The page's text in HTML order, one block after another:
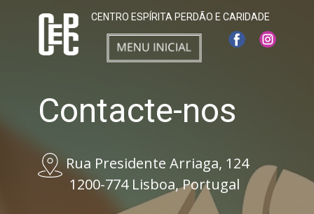
CENTRO ESPÍRIT​A PERDÃO E ​CARIDADE
Contacte-nos
Rua Presidente Arriaga, 124
1200-774 Lisboa, Portugal